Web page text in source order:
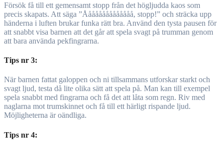
Försök få till ett gemensamt stopp från det högljudda kaos som
precis skapats. Att säga ”Åååååååååååååå, stopp!” och sträcka upp
händerna i luften brukar funka rätt bra. Använd den tysta pausen för
att snabbt visa barnen att det går att spela svagt på trumman genom
att bara använda pekfingrarna.
Tips nr 3:
När barnen fattat galoppen och ni tillsammans utforskar starkt och
svagt ljud, testa då lite olika sätt att spela på. Man kan till exempel
spela snabbt med fingrarna och få det att låta som regn. Riv med
naglarna mot trumskinnet och få till ett härligt rispande ljud.
Möjligheterna är oändliga.
Tips nr 4: